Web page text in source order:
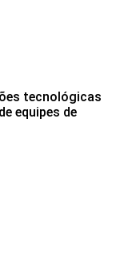
tecnológicas
equipes de